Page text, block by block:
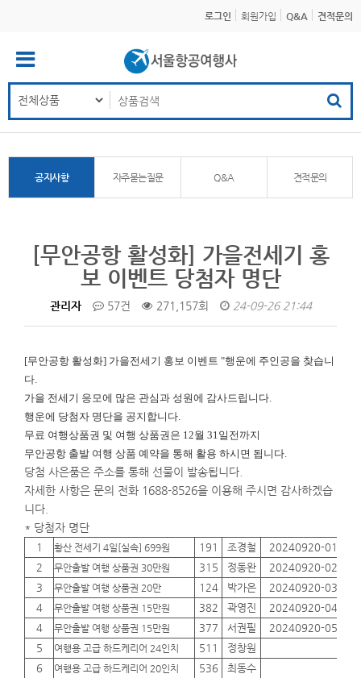
로그인 회원가입 Q&A 견적문의
공지사항 자주묻는질문 Q&A 견적문의
[무안공항 활성화] 가을전세기 홍
보 이벤트 당첨자 명단
관리자 57건 271,157회 24-09-26 21:44
[무안공항 활성화] 가을전세기 홍보 이벤트 "행운에 주인공을 찾습니
다.
가을 전세기 응모에 많은 관심과 성원에 감사드립니다.
행운에 당첨자 명단을 공지합니다.
무료 여행상품권 및 여행 상품권은 12월 31일전까지
무안공항 출발 여행 상품 예약을 통해 활용 하시면 됩니다.
당첨 사은품은 주소를 통해 선물이 발송됩니다.
자세한 사항은 문의 전화 1688-8526을 이용해 주시면 감사하겠습
니다.
* 당첨자 명단
1 황산 전세기 4일[실속] 699원 191 조경철 20240920-01
2
무안출발 여행 상품권 30만원 315 정동완 20240920-02
3
무안출발 여행 상품권 20만 124 박가은 20240920-03
4
무안출발 여행 상품권 15만원 382 곽영진 20240920-04
4
무안출발 여행 상품권 15만원 377 서권필 20240920-05
5
여행용 고급 하드케리어 24인치 511 정창원
6
여행용 고급 하드케리어 20인치 536 최동수